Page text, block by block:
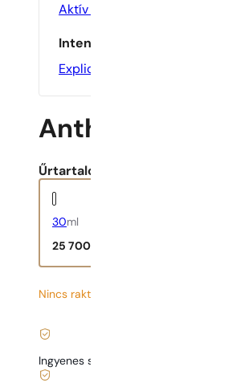
Aktív Emberek Számára
Intenzitás
Explicit
Anthology, 3
Űrtartalom:
30ml
25 700
Nincs raktáron
Ingyenes szállítás